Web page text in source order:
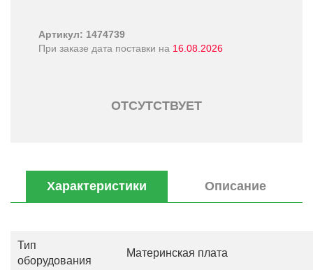
Артикул: 1474739
При заказе дата поставки на 16.08.2026
ОТСУТСТВУЕТ
Характеристики Описание
Тип
оборудования
Материнская плата